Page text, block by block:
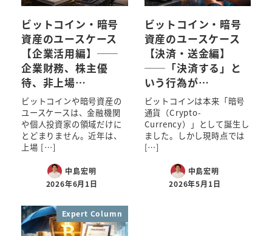
ビットコイン・暗号
資産のユースケース
【企業活用編】──
企業財務、株主優
待、非上場…
ビットコインや暗号資産の
ユースケースは、金融機関
や個人投資家の領域だけに
とどまりません。近年は、
上場 […]
中島宏明
2026年6月1日
ビットコイン・暗号
資産のユースケース
【決済・送金編】
──「決済する」と
いう行為が…
ビットコインは本来「暗号
通貨（Crypto-
Currency）」として誕生し
ました。しかし現時点では
[…]
中島宏明
2026年5月1日
Expert Column